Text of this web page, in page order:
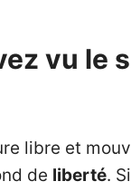
vu le
libre et
de liberté.